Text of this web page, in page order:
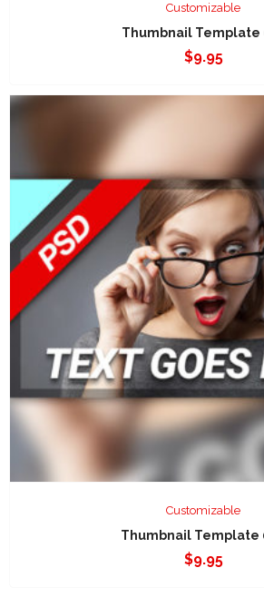
Customizable
Thumbnail Template
$9.95
Customizable
Thumbnail Template
$9.95